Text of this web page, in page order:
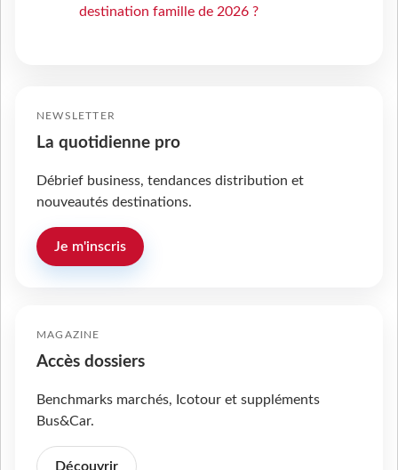
destination famille de 2026 ?
NEWSLETTER
La quotidienne pro
Débrief business, tendances distribution et
nouveautés destinations.
Je m'inscris
MAGAZINE
Accès dossiers
Benchmarks marchés, Icotour et suppléments
Bus&Car.
Découvrir